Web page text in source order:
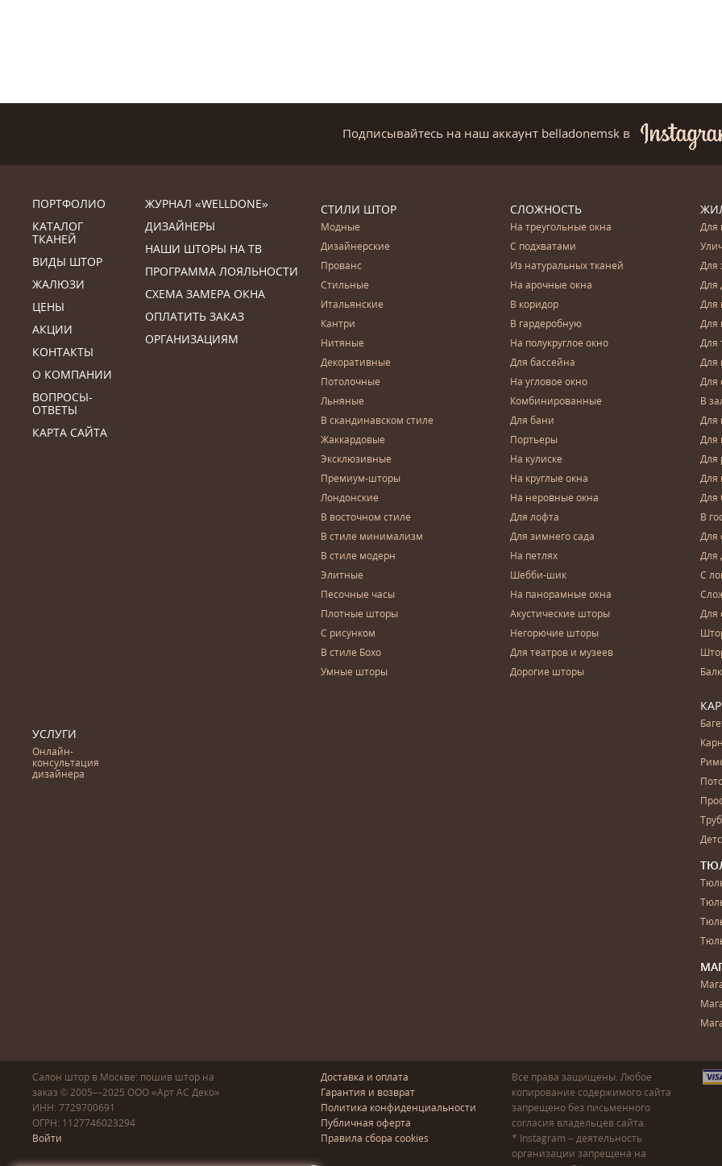
Подписывайтесь на наш аккаунт belladonemsk в
ПОРТФОЛИО
КАТАЛОГ
ТКАНЕЙ
ВИДЫ ШТОР
ЖАЛЮЗИ
ЦЕНЫ
АКЦИИ
КОНТАКТЫ
О КОМПАНИИ
ВОПРОСЫ-
ОТВЕТЫ
КАРТА САЙТА
ЖУРНАЛ «WELLDONE»
ДИЗАЙНЕРЫ
НАШИ ШТОРЫ НА ТВ
ПРОГРАММА ЛОЯЛЬНОСТИ
СХЕМА ЗАМЕРА ОКНА
ОПЛАТИТЬ ЗАКАЗ
ОРГАНИЗАЦИЯМ
УСЛУГИ
Онлайн-
консультация
дизайнера
СТИЛИ ШТОР
Модные
Дизайнерские
Прованс
Стильные
Итальянские
Кантри
Нитяные
Декоративные
Потолочные
Льняные
В скандинавском стиле
Жаккардовые
Эксклюзивные
Премиум-шторы
Лондонские
В восточном стиле
В стиле минимализм
В стиле модерн
Элитные
Песочные часы
Плотные шторы
С рисунком
В стиле Бохо
Умные шторы
СЛОЖНОСТЬ
На треугольные окна
С подхватами
Из натуральных тканей
На арочные окна
В коридор
В гардеробную
На полукруглое окно
Для бассейна
На угловое окно
Комбинированные
Для бани
Портьеры
На кулиске
На круглые окна
На неровные окна
Для лофта
Для зимнего сада
На петлях
Шебби-шик
На панорамные окна
Акустические шторы
Негорючие шторы
Для театров и музеев
Дорогие шторы
Для
Для
Для
Для
Для
Для
Для
Для
В
Для
Для
Для
Для
Для
В
Для
Для
С
Для
Салон штор в Москве: пошив штор на
заказ © 2005—2025 ООО «Арт АС Деко»
ИНН: 7729700691
ОГРН: 1127746023294
Войти
Доставка и оплата
Гарантия и возврат
Политика конфиденциальности
Публичная оферта
Правила сбора cookies
Все права защищены. Любое
копирование содержимого сайта
запрещено без письменного
согласия владельцев сайта.
* Instagram – деятельность
организации запрещена на